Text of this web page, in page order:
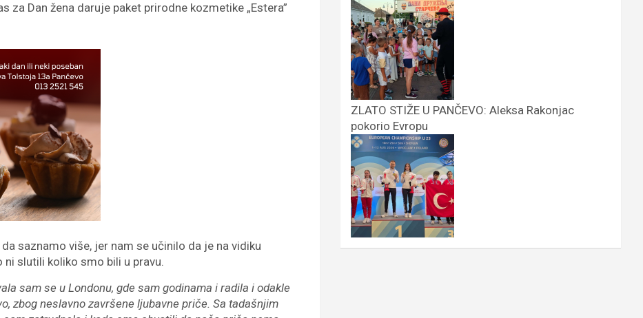
za Dan žena daruje paket prirodne kozmetike „Estera”
saznamo više, jer nam se učinilo da je na vidiku
slutili koliko smo bili u pravu.
sam se u Londonu, gde sam godinama i radila i odakle
zbog neslavno završene ljubavne priče. Sa tadašnjim
ZLATO STIŽE U PANČEVO: Aleksa Rakonjac
pokorio Evropu